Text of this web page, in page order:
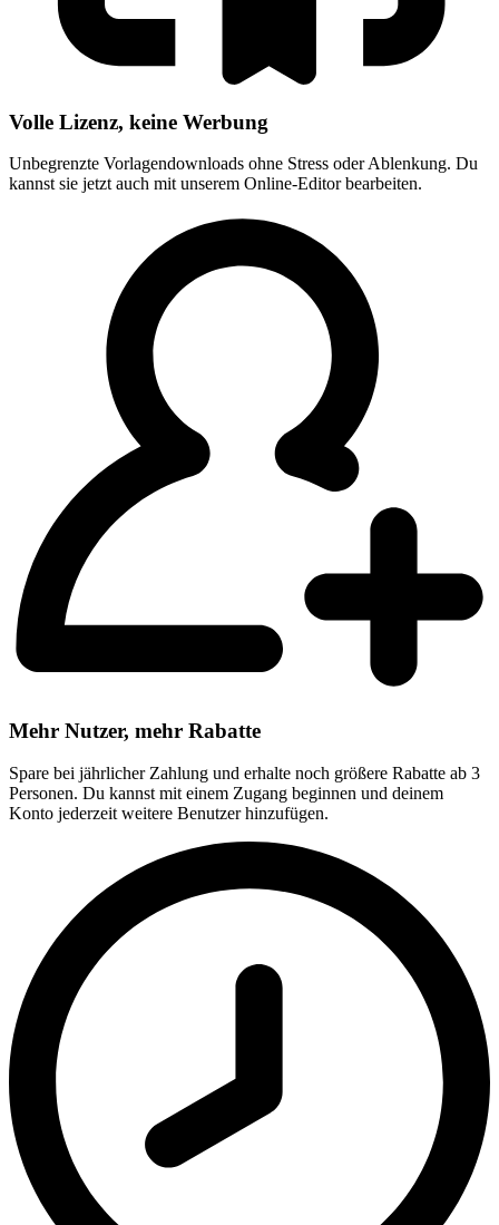
Volle Lizenz, keine Werbung
Unbegrenzte Vorlagendownloads ohne Stress oder Ablenkung. Du
kannst sie jetzt auch mit unserem Online-Editor bearbeiten.
Mehr Nutzer, mehr Rabatte
Spare bei jährlicher Zahlung und erhalte noch größere Rabatte ab 3
Personen. Du kannst mit einem Zugang beginnen und deinem
Konto jederzeit weitere Benutzer hinzufügen.